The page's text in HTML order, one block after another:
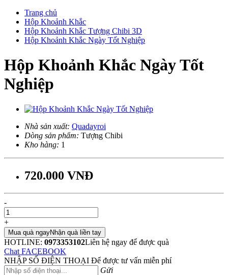
Trang chủ
Hộp Khoảnh Khắc
Hộp Khoảnh Khắc Tượng Chibi 3D
Hộp Khoảnh Khắc Ngày Tốt Nghiệp
Hộp Khoảnh Khắc Ngày Tốt
Nghiệp
Nhà sản xuất: Quadayroi
Dòng sản phẩm: Tượng Chibi
Kho hàng: 1
720.000 VNĐ
-
+
Mua quà ngayNhận quà liền tay
HOTLINE: 0973353102Liên hệ ngay để được quà
Chat FACEBOOK
NHẬP SỐ ĐIỆN THOẠI Để được tư vấn miễn phí
Gửi